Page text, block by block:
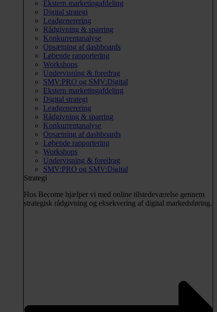
Ekstern marketingafdeling
Digital strategi
Leadgenerering
Rådgivning & sparring
Konkurrentanalyse
Opsætning af dashboards
Løbende rapportering
Workshops
Undervisning & foredrag
SMV:PRO og SMV:Digital
Ekstern marketingafdeling
Digital strategi
Leadgenerering
Rådgivning & sparring
Konkurrentanalyse
Opsætning af dashboards
Løbende rapportering
Workshops
Undervisning & foredrag
SMV:PRO og SMV:Digital
Strategi
Hos Become hjælper vi med online tilstedeværelse gennem
strategisk rådgivning og eksekvering af digital markedsføring.